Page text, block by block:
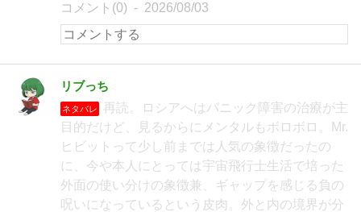
コメント(0) 2026/08/03
リブっち
ネタバレ
再読。ロシアへはパニック障害の治療が主
目的だけど、見るからにメンタルもボロボロ。Mr.
ヒビットって少し前までは人気の象徴だったの
に、今や本人にとっては宇宙飛行士生活で培った
外面の使い分けの象徴兼、ギャップを感じる負の
呪いになっているという皮肉。外と内の境界が分